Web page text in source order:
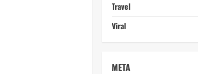
Travel
Viral
META